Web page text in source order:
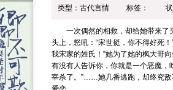
类型：古代言情 标签：
一次偶然的相救，却给她带来了灭
头上，怒吼：“宋世挺，你不得好死
我宋家的姓氏！”她为了她的枫大哥
有没有人告诉你，你就是一个恶魔，
宰杀了。”……她几番逃跑，却终究敌